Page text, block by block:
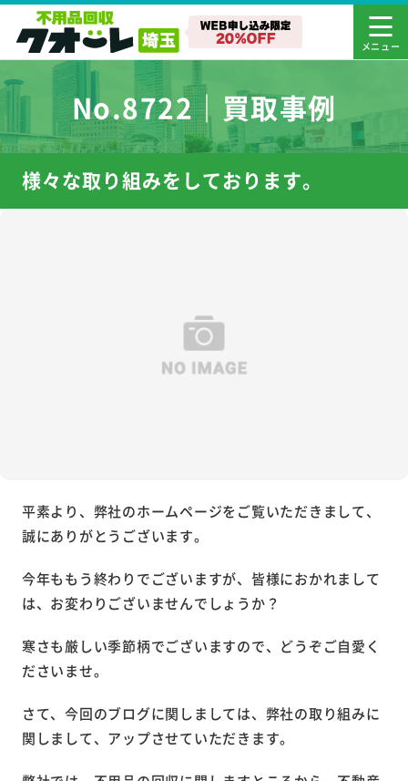
No.8722｜買取事例
様々な取り組みをしております。
平素より、弊社のホームページをご覧いただきまして、
誠にありがとうございます。
今年ももう終わりでございますが、皆様におかれまして
は、お変わりございませんでしょうか？
寒さも厳しい季節柄でございますので、どうぞご自愛く
ださいませ。
さて、今回のブログに関しましては、弊社の取り組みに
関しまして、アップさせていただきます。